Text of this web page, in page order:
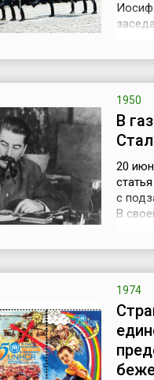
Иосиф
1950
В
20
с
В
1974